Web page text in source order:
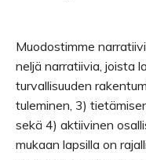
Muodostimme
neljä narratiivia, joista
turvallisuuden
tuleminen, 3)
sekä 4) aktiivinen
mukaan lapsilla on